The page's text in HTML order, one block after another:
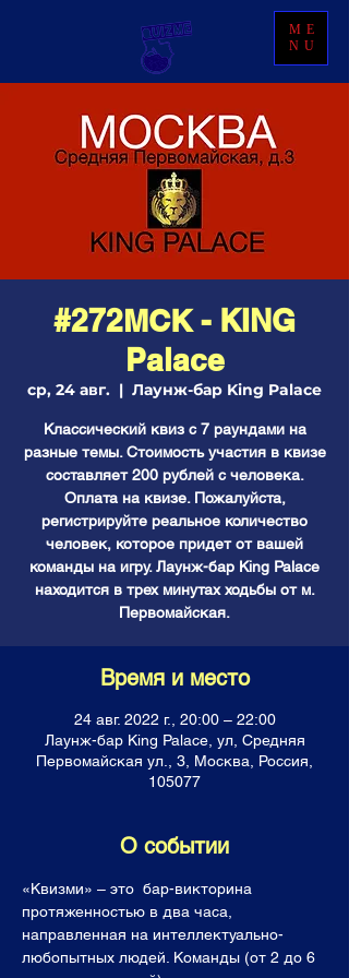
ME
NU
#272МСК - KING
Palace
ср, 24 авг.
  |
Лаунж-бар King Palace
Классический квиз с 7 раундами на
разные темы. Стоимость участия в квизе
составляет 200 рублей с человека.
Оплата на квизе. Пожалуйста,
регистрируйте реальное количество
человек, которое придет от вашей
команды на игру. Лаунж-бар King Palace
находится в трех минутах ходьбы от м.
Первомайская.
Время и место
24 авг. 2022 г., 20:00 – 22:00
Лаунж-бар King Palace, ул, Средняя
Первомайская ул., 3, Москва, Россия,
105077
О событии
«Квизми» – это  бар-викторина
протяженностью в два часа,
направленная на интеллектуально-
любопытных людей. Команды (от 2 до 6